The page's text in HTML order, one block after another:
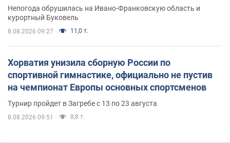
Непогода обрушилась на Ивано-Франковскую область и
курортный Буковель
8.08.2026 09:27 11,0 т.
Хорватия унизила сборную России по
спортивной гимнастике, официально не пустив
на чемпионат Европы основных спортсменов
Турнир пройдет в Загребе с 13 по 23 августа
8.08.2026 09:51 8,8 т.